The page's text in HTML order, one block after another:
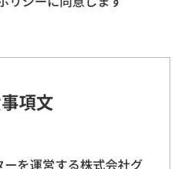
）
個人情報」を指すものと
る情報であって、当該
項文
を運営する株式会社グ